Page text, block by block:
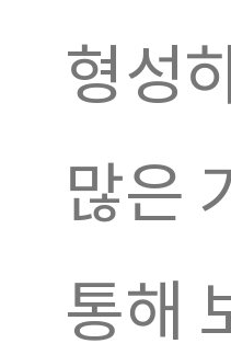
형성
많은
통해